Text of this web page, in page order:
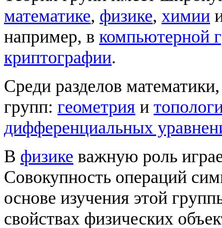
математике, физике, химии
например, в компьютерной
криптографии.
Среди разделов
групп: геометрия и
дифференциальных
В физике важную роль
Совокупность операций
основе изучения этой
свойствах физических